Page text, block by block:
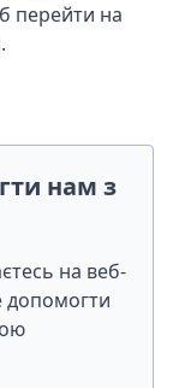
перейти на
нам з
на веб-
допомогти